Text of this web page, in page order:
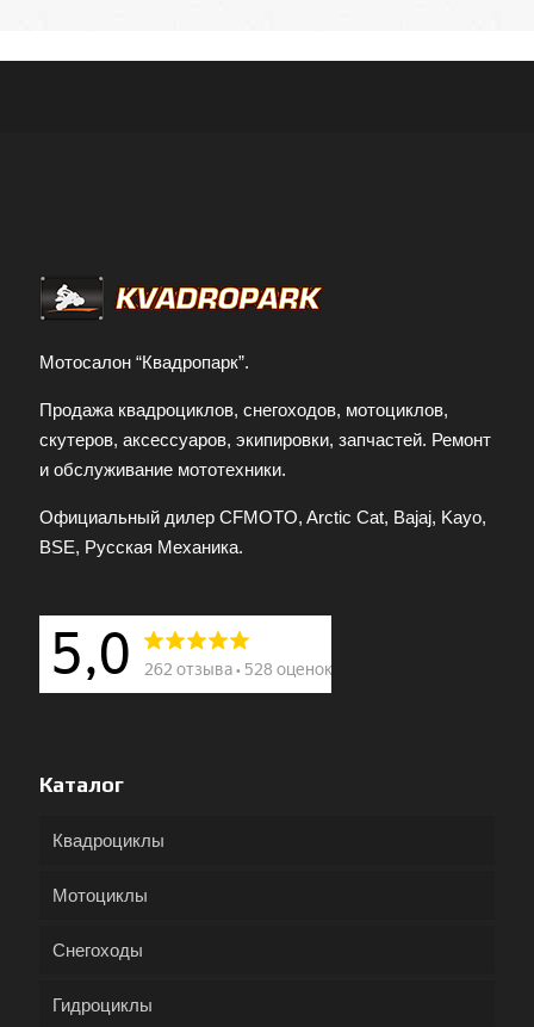
Мотосалон “Квадропарк”.
Продажа квадроциклов, снегоходов, мотоциклов,
скутеров, аксессуаров, экипировки, запчастей. Ремонт
и обслуживание мототехники.
Официальный дилер CFMOTO, Arctic Cat, Bajaj, Kayo,
BSE, Русская Механика.
Каталог
Квадроциклы
Мотоциклы
Снегоходы
Гидроциклы